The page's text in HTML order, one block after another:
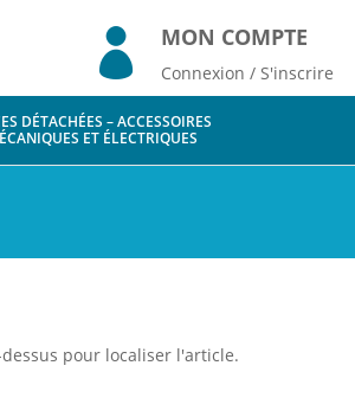
 MON COMPTE
Connexion / S'inscrire
DÉTACHÉES – ACCESSOIRES
ET ÉLECTRIQUES
pour localiser l'article.